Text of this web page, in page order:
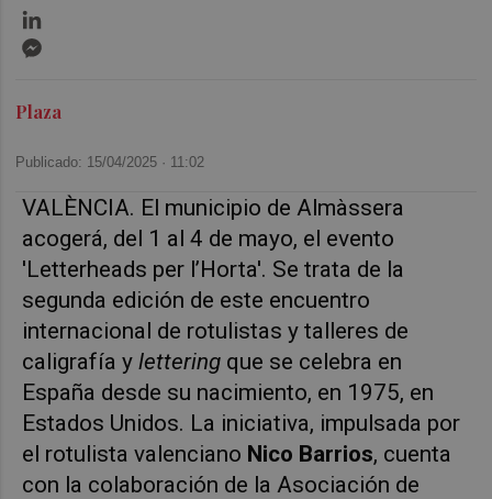
Plaza
Publicado: 15/04/2025 · 11:02
VALÈNCIA. El municipio de Almàssera
acogerá, del 1 al 4 de mayo, el evento
'Letterheads per l’Horta'. Se trata de la
segunda edición de este encuentro
internacional de rotulistas y talleres de
caligrafía ylettering que se celebra en
España desde su nacimiento, en 1975, en
Estados Unidos. La iniciativa, impulsada por
el rotulista valenciano Nico Barrios, cuenta
con la colaboración de la Asociación de